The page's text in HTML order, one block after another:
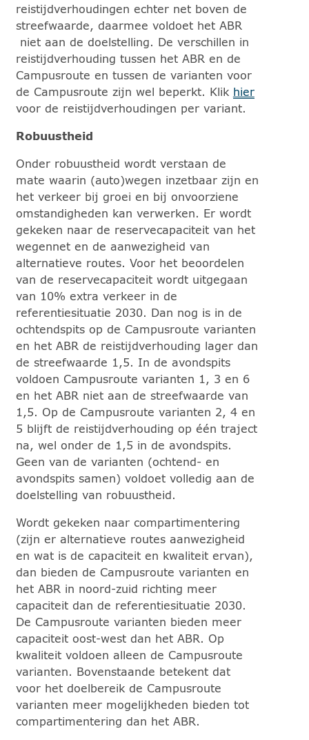
reistijdverhoudingen echter net boven de
streefwaarde, daarmee voldoet het ABR
niet aan de doelstelling. De verschillen in
reistijdverhouding tussen het ABR en de
Campusroute en tussen de varianten voor
de Campusroute zijn wel beperkt. Klik hier
voor de reistijdverhoudingen per variant.
Robuustheid
Onder robuustheid wordt verstaan de
mate waarin (auto)wegen inzetbaar zijn en
het verkeer bij groei en bij onvoorziene
omstandigheden kan verwerken. Er wordt
gekeken naar de reservecapaciteit van het
wegennet en de aanwezigheid van
alternatieve routes. Voor het beoordelen
van de reservecapaciteit wordt uitgegaan
van 10% extra verkeer in de
referentiesituatie 2030. Dan nog is in de
ochtendspits op de Campusroute varianten
en het ABR de reistijdverhouding lager dan
de streefwaarde 1,5. In de avondspits
voldoen Campusroute varianten 1, 3 en 6
en het ABR niet aan de streefwaarde van
1,5. Op de Campusroute varianten 2, 4 en
5 blijft de reistijdverhouding op één traject
na, wel onder de 1,5 in de avondspits.
Geen van de varianten (ochtend- en
avondspits samen) voldoet volledig aan de
doelstelling van robuustheid.
Wordt gekeken naar compartimentering
(zijn er alternatieve routes aanwezigheid
en wat is de capaciteit en kwaliteit ervan),
dan bieden de Campusroute varianten en
het ABR in noord-zuid richting meer
capaciteit dan de referentiesituatie 2030.
De Campusroute varianten bieden meer
capaciteit oost-west dan het ABR. Op
kwaliteit voldoen alleen de Campusroute
varianten. Bovenstaande betekent dat
voor het doelbereik de Campusroute
varianten meer mogelijkheden bieden tot
compartimentering dan het ABR.